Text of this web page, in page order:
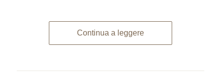
Continua a leggere